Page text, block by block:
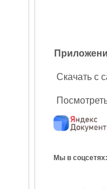
Скачать с
Посмотреть
Мы в соцсетях: